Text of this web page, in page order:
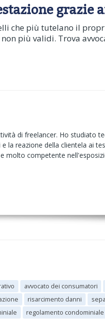
che più tutelano il
più validi. Trova
di freelancer. Ho studiato
reazione della clientela ai
competente
avvocato dei consumatori
risarcimento danni
regolamento condominiale